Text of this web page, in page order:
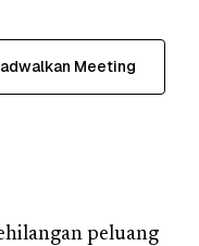
Meeting
peluang